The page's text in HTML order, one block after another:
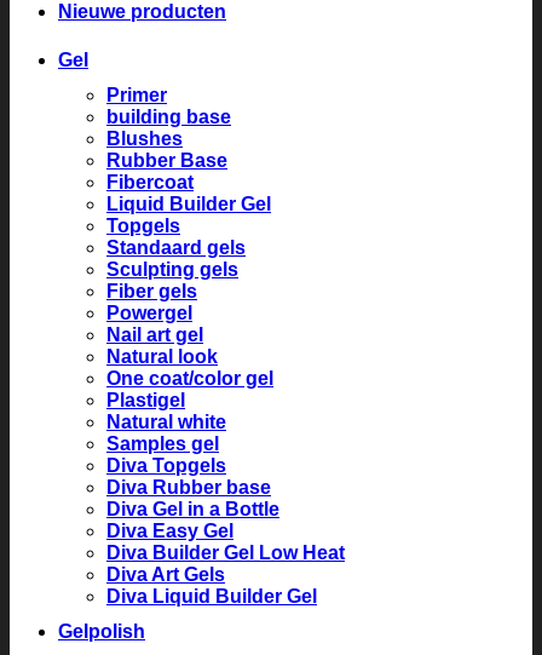
Nieuwe producten
Gel
Primer
building base
Blushes
Rubber Base
Fibercoat
Liquid Builder Gel
Topgels
Standaard gels
Sculpting gels
Fiber gels
Powergel
Nail art gel
Natural look
One coat/color gel
Plastigel
Natural white
Samples gel
Diva Topgels
Diva Rubber base
Diva Gel in a Bottle
Diva Easy Gel
Diva Builder Gel Low Heat
Diva Art Gels
Diva Liquid Builder Gel
Gelpolish